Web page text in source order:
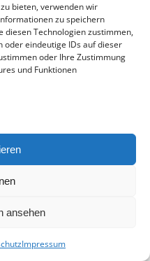
bieten, verwenden wir
zu speichern
diesen Technologien zustimmen,
oder eindeutige IDs auf dieser
oder Ihre Zustimmung
und Funktionen
ansehen
Impressum